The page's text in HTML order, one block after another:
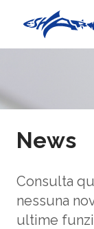
News
Consulta
nessuna
ultime